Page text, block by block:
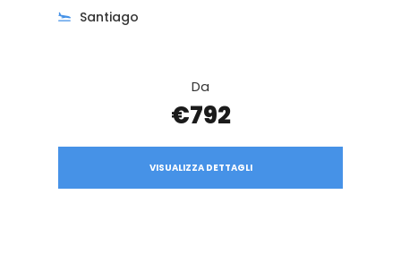
Santiago
Da
€792
VISUALIZZA DETTAGLI